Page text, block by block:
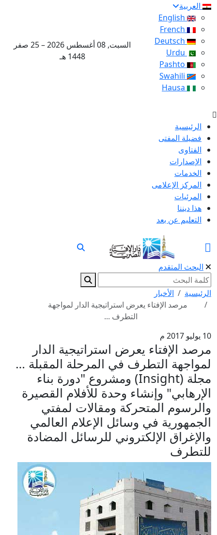
العربية
السبت, 08 أغسطس 2026 – 25 صفر
1448 هـ
الرئيسية
فضيلة المفتى
الفتاوى
الإصدارات
الخدمات
المركز الإعلامى
المرئيات
هذا ديننا
التعليم عن بعد
البحث المتقدم
الرئيسية
الأخبار
مرصد الإفتاء يعرض استراتيجية الدار لمواجهة
التطرف ...
10 يوليو 2017 م
مرصد الإفتاء يعرض استراتيجية الدار
لمواجهة التطرف في المرحلة المقبلة …
مجلة (Insight) ومشروع "دورة بناء
الإرهابي" وإنشاء وحدة للأفلام القصيرة
والرسوم المتحركة ومقالات لمفتي
الجمهورية في وسائل الإعلام العالمي
والإغراق الإلكتروني للرسائل المضادة
للتطرف